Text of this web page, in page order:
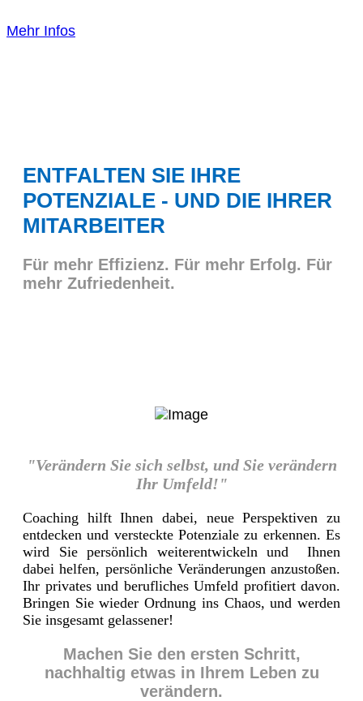
Mehr Infos
ENTFALTEN SIE IHRE
POTENZIALE - UND DIE IHRER
MITARBEITER
Für mehr Effizienz. Für mehr Erfolg. Für
mehr Zufriedenheit.
"Verändern Sie sich selbst, und Sie verändern
Ihr Umfeld!"
Coaching hilft Ihnen dabei, neue Perspektiven zu
entdecken und versteckte Potenziale zu erkennen. Es
wird Sie persönlich weiterentwickeln und Ihnen
dabei helfen, persönliche Veränderungen anzustoßen.
Ihr privates und berufliches Umfeld profitiert davon.
Bringen Sie wieder Ordnung ins Chaos, und werden
Sie insgesamt gelassener!
Machen Sie den ersten Schritt,
nachhaltig etwas in Ihrem Leben zu
verändern.